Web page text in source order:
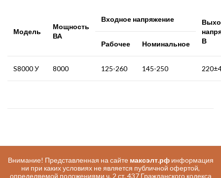
Модель
Мощность
ВА
Входное напряжение
В
Рабочее Номинальное
S8000 У 8000 125-260 145-250
Внимание! Представленная на сайте максэлт.рфинформация
ни при каких условиях не является публичной офертой,
определяемой положениями ч. 2 ст. 437 Гражданского кодекса